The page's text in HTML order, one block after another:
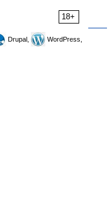
18+
Drupal,
WordPress,